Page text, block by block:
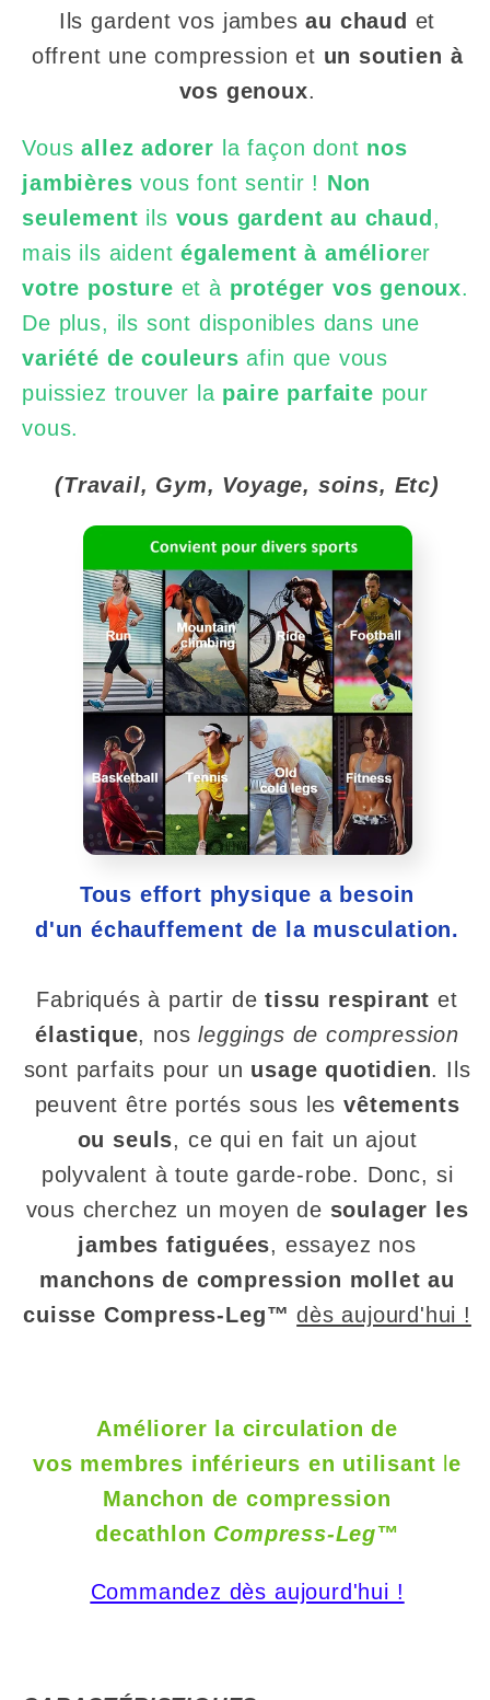
Ils gardent vos jambesau chaud et
offrent une compression et un soutien à
vos genoux.
Vousallez adorer la façon dont nos
jambières vous font sentir ! Non
seulement ils vous gardent au chaud ,
mais ils aidentégalement à améliorer
votre posture et à protéger vos genoux.
De plus, ils sont disponibles dans une
variété de couleurs afin que vous
puissiez trouver la paire parfaite pour
vous.
(Travail, Gym, Voyage, soins, Etc)
Tous effort physique a besoin
d'un échauffement de la musculation.
Fabriqués à partir detissu respirant et
élastique, nosleggings de compression
sont parfaits pour un usage quotidien. Ils
peuvent être portés sous lesvêtements
ou seuls, ce qui en fait un ajout
polyvalent à toute garde-robe. Donc, si
vous cherchez un moyen de soulager les
jambes fatiguées, essayez nos
manchons de compression mollet au
cuisse Compress-Leg™ dès aujourd'hui !
Améliorer la circulation de
vos membres inférieurs en utilisant le
Manchon de compression
decathlon Compress-Leg™
Commandez dès aujourd'hui !